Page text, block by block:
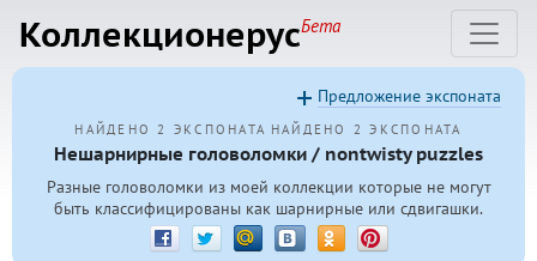
КоллекционерусБета
НАЙДЕНО 2 ЭКСПОНАТА НАЙДЕНО 2 ЭКСПОНАТА
Нешарнирные головоломки / nontwisty puzzles
Разные головоломки из моей коллекции которые не могут
быть классифицированы как шарнирные или сдвигашки.
Предложение экспоната